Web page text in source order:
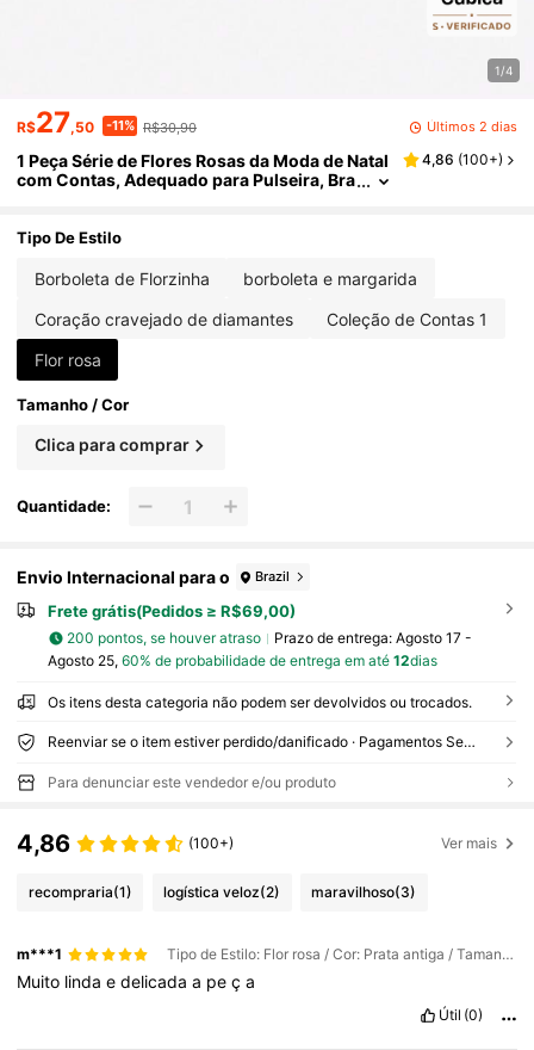
1/4
R$27,50 -11% R$30,90 Últimos 2 dias
1 Peça Série de Flores Rosas da Moda de Natal
com Contas, Adequado para Pulseira, Bra
4,86 (100+)
Tipo De Estilo
Borboleta de Florzinha borboleta e margarida
Coração cravejado de diamantes Coleção de Contas 1
Flor rosa
Tamanho / Cor
Clica para comprar
Quantidade:
Envio Internacional para o Brazil
Frete grátis(Pedidos ≥ R$69,00)
200 pontos, se houver atraso Prazo de entrega: Agosto 17 -
Agosto 25, 60% de probabilidade de entrega em até 12dias
Os itens desta categoria não podem ser devolvidos ou trocados.
Reenviar se o item estiver perdido/danificado · Pagamentos Seguros · Proteção de privacidade
Para denunciar este vendedor e/ou produto
4,86 (100+) Ver mais
recompraria(1) logística veloz(2) maravilhoso(3)
m***1 Tipo de Estilo: Flor rosa / Cor: Prata antiga / Tamanho: Tamanho Único
Muito lindaedelicadaa peça
Útil (0)